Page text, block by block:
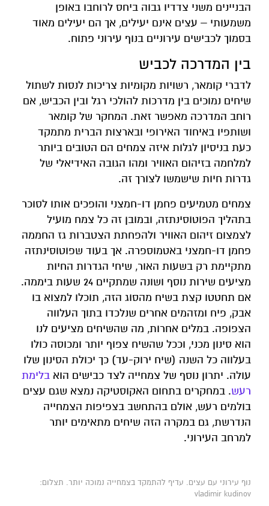
הבניינים משני צדדיו גבוה ביחס לרוחבו באופן
משמעותי – עצים אינם יעילים, אך הם יעילים מאוד
בסמוך לכבישים עירוניים בנוף עירוני פתוח.
בין המדרכה לכביש
לדברי קומאר, רשויות מקומיות צריכות לנסות לשתול
שיחים נמוכים בין מדרכות להולכי רגל ובין הכביש, אם
רוחב המדרכה מאפשר זאת. המחקר של קומאר
ושותפיו באיחוד האירופי ובארצות הברית מתמקד
כעת בניסיון לגלות איזה צמחים הם הטובים ביותר
למלחמה בזיהום האוויר ומהו הגובה האידיאלי של
גדרות חיות שישמשו לצורך זה.
צמחים מטמיעים פחמן דו-חמצני והופכים אותו לסוכר
בתהליך הפוטוסינתזה, ובמובן זה כל צמח מועיל
לצמצום זיהום האוויר ולהפחתת הצטברות גז החממה
פחמן דו-חמצני באטמוספרה. אך בעוד שפוטוסינתזה
מתקיימת רק בשעות האור, שיחי הגדרות החיות
מציעים שירות נוסף ושונה שמתקיים 24 שעות ביממה.
אם תחטטו קצת בשיח מהסוג הזה, תוכלו למצוא בו
אבק, פיח ומזהמים אחרים שנלכדו בתוך העלווה
הצפופה. במלים אחרות, מה שהשיחים מציעים לנו
הוא סינון מכני, וככל שהשיח צפוף יותר ומכוסה כולו
בעלווה כל השנה (שיח ירוק-עד) כך יכולת הסינון שלו
עולה. יתרון נוסף של צמחייה לצד כבישים הוא בלימת
רעש. במחקרים בתחום האקוסטיקה נמצא שגם עצים
בולמים רעש, אולם בהתחשב בצפיפות הצמחייה
הנדרשת, גם במקרה הזה שיחים מתאימים יותר
למרחב העירוני.
נוף עירוני עם עצים. עדיף להתמקד בצמחייה נמוכה יותר. תצלום:
vladimir kudinov